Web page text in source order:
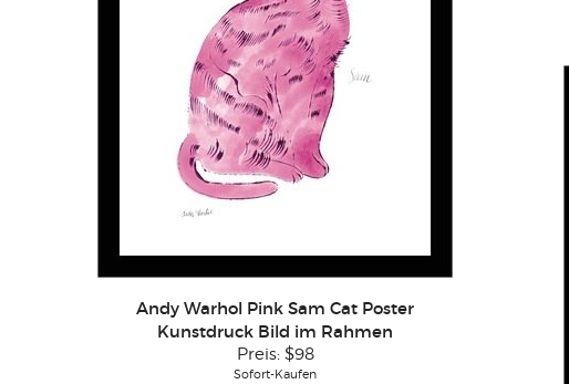
Andy Warhol Pink Sam Cat Poster
Kunstdruck Bild im Rahmen
Preis: $98
Sofort-Kaufen